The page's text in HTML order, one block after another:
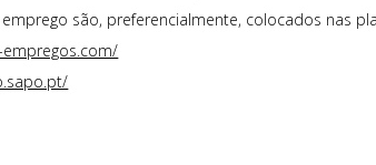
são, preferencialmente, colocados nas